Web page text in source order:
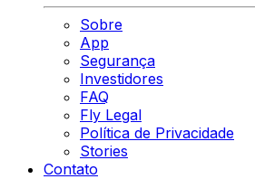
Sobre
App
Segurança
Investidores
FAQ
Fly Legal
Política de Privacidade
Stories
Contato